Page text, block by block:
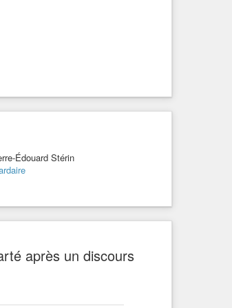
Édouard Stérin
après un discours